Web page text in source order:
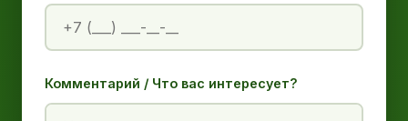
Комментарий / Что вас интересует?